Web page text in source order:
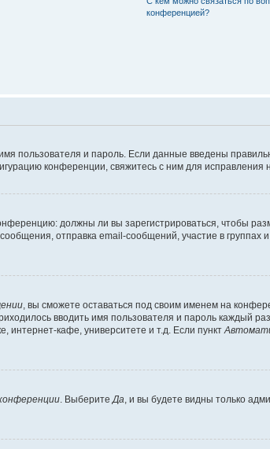
конференцией?
пользователя и пароль. Если данные введены
конференции, свяжитесь с ним для исправления
должны ли вы зарегистрироваться, чтобы
отправка email-сообщений, участие в группах
, вы сможете оставаться под своим именем на
вводить имя пользователя и пароль каждый
интернет-кафе, университете и т.д. Если пункт
. Выберите Да , и вы будете видны только